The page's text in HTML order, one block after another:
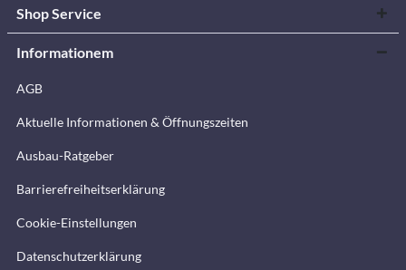
Shop Service
Informationem
AGB
Aktuelle Informationen & Öffnungszeiten
Ausbau-Ratgeber
Barrierefreiheitserklärung
Cookie-Einstellungen
Datenschutzerklärung